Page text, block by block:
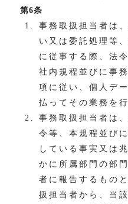
第6条
事務取扱担当者は
い又は委託処理等
に従事する際、法
社内規程並びに事
項に従い、個人デ
払ってその業務を
事務取扱担当者は
令等、本規程並び
している事実又は
かに所属部門の部
者に報告するもの
扱担当者から、当